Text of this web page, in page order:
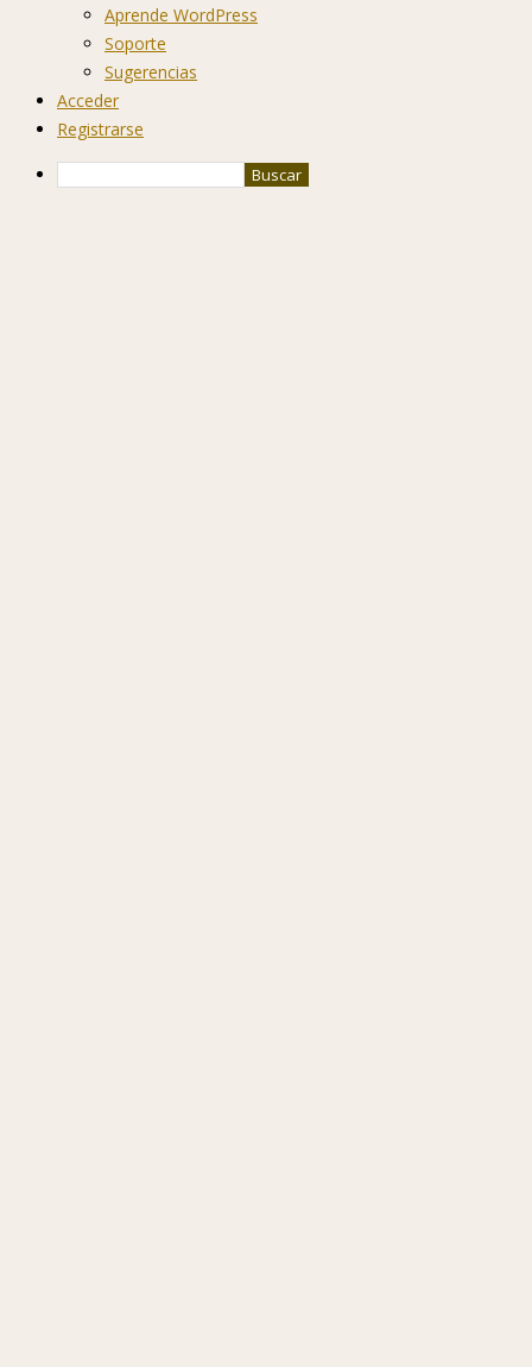
WordPressAprende WordPress
Soporte
Sugerencias
Acceder
Registrarse
Buscar